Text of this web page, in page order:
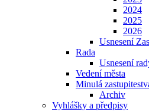
2024
2025
2026
Usnesení
Rada
Usnesení
Vedení města
Minulá
Archiv
Vyhlášky a předpisy